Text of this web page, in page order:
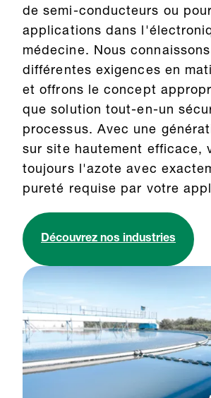
de semi-conducteurs ou
applications dans
médecine. Nous
différentes exigences en
et offrons le concept
que solution tout-en-un
processus. Avec une
sur site hautement efficace,
toujours l'azote avec
pureté requise par votre
Découvrez nos industries